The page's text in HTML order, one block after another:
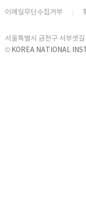
이메일무단수집거부
서울특별시 금천구 서부샛
© KOREA NATIONAL